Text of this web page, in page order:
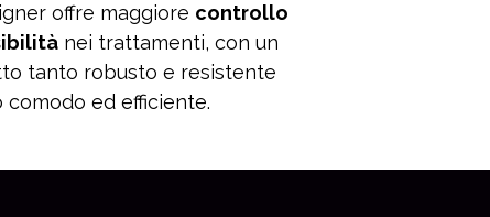
offre maggiore controllo
nei trattamenti, con un
tanto robusto e resistente
comodo ed efficiente.